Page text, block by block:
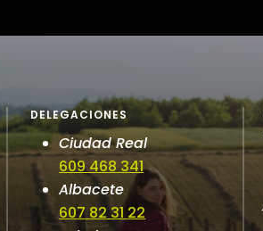
DELEGACIONES
Ciudad Real
609 468 341
Albacete
607 82 31 22